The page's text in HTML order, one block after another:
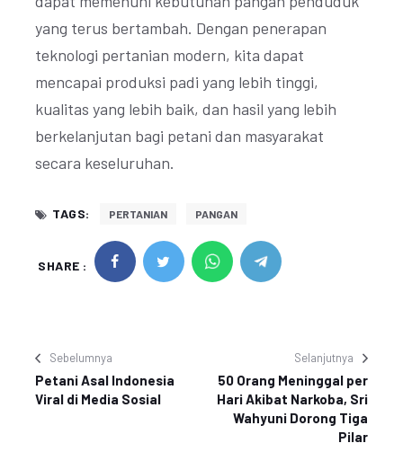
yang terus bertambah. Dengan penerapan
teknologi pertanian modern, kita dapat
mencapai produksi padi yang lebih tinggi,
kualitas yang lebih baik, dan hasil yang lebih
berkelanjutan bagi petani dan masyarakat
secara keseluruhan.
TAGS: PERTANIAN PANGAN
SHARE :
Sebelumnya
Petani Asal Indonesia
Viral di Media Sosial
Selanjutnya
50 Orang Meninggal per
Hari Akibat Narkoba, Sri
Wahyuni Dorong Tiga
Pilar